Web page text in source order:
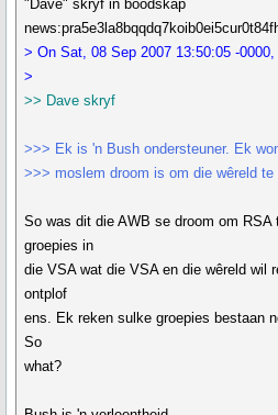
"Dave" skryf in boodskap
> On Sat, 08 Sep 2007 13:50:05 -
>
>> Dave skryf
>>> Ek is 'n Bush ondersteuner. Ek
>>> moslem droom is om die wêreld te
So was dit die AWB se droom om RSA
groepies in
die VSA wat die VSA en die wêreld wil
ontplof
ens. Ek reken sulke groepies bestaan
So
what?